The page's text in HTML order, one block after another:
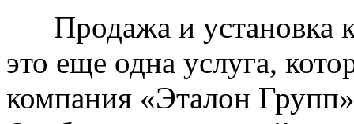
Продажа и установка
это еще одна услуга,
компания «Эталон